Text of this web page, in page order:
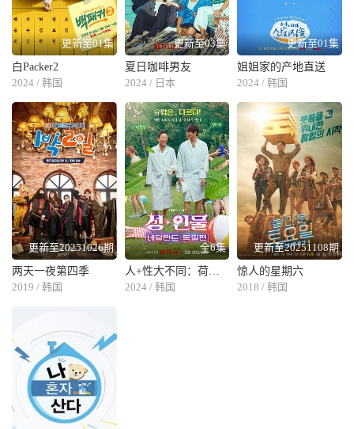
更新至01集
白Packer2
2024 / 韩国
更新至03集
夏日咖啡男友
2024 / 日本
更新至01集
姐姐家的产地直送
2024 / 韩国
更新至20251026期
两天一夜第四季
2019 / 韩国
全6集
人+性大不同：荷兰德国篇
2024 / 韩国
更新至20251108期
惊人的星期六
2018 / 韩国